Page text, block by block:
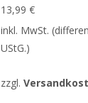
13,99€
inkl. MwSt.
UStG.)
zzgl.